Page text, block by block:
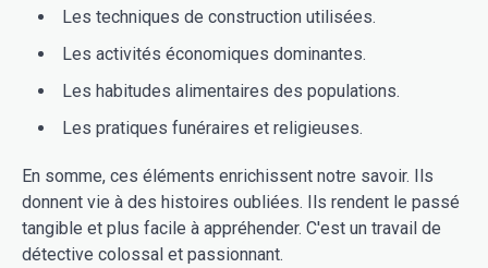
Les techniques de construction utilisées.
Les activités économiques dominantes.
Les habitudes alimentaires des populations.
Les pratiques funéraires et religieuses.
En somme, ces éléments enrichissent notre savoir. Ils
donnent vie à des histoires oubliées. Ils rendent le passé
tangible et plus facile à appréhender. C'est un travail de
détective colossal et passionnant.